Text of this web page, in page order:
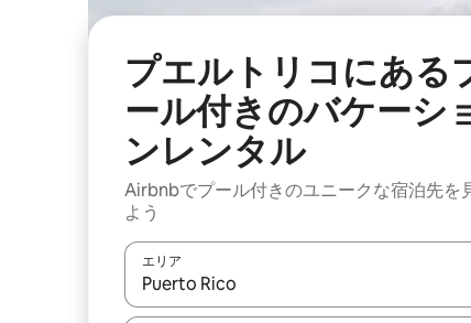
プエルトリコにある
ール付きのバケーシ
ンレンタル
Airbnbでプール付きのユニークな宿泊先を
よう
エリア
検索結果が表示されたら、上下の矢印キーを